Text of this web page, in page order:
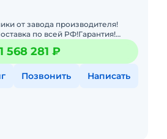
от завода производителя!
по всей РФ!Гарантия!
4X2 с дизельным
э
1 568 281 ₽
Позвонить Написать